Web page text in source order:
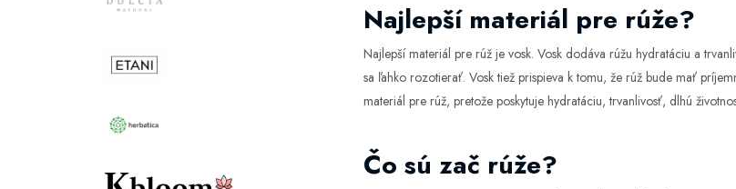
Najlepší materiál pre rúže?
Najlepší materiál pre rúž je vosk. Vosk dodáva rúžu hydratáciu a
sa ľahko rozotierať. Vosk tiež prispieva k tomu, že rúž bude mať
materiál pre rúž, pretože poskytuje hydratáciu, trvanlivosť, dlhú
Čo sú zač rúže?